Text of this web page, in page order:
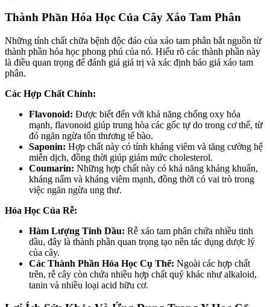
Thành Phần Hóa Học Của Cây Xáo Tam Phân
Những tính chất chữa bệnh độc đáo của xáo tam phân bắt nguồn từ
thành phần hóa học phong phú của nó. Hiểu rõ các thành phần này
là điều quan trọng để đánh giá giá trị và xác định báo giá xáo tam
phân.
Các Hợp Chất Chính:
Flavonoid: Được biết đến với khả năng chống oxy hóa
mạnh, flavonoid giúp trung hòa các gốc tự do trong cơ thể, từ
đó ngăn ngừa tổn thương tế bào.
Saponin: Hợp chất này có tính kháng viêm và tăng cường hệ
miễn dịch, đồng thời giúp giảm mức cholesterol.
Coumarin: Những hợp chất này có khả năng kháng khuẩn,
kháng nấm và kháng viêm mạnh, đồng thời có vai trò trong
việc ngăn ngừa ung thư.
Hóa Học Của Rễ:
Hàm Lượng Tinh Dầu: Rễ xáo tam phân chứa nhiều tinh
dầu, đây là thành phần quan trọng tạo nên tác dụng dược lý
của cây.
Các Thành Phần Hóa Học Cụ Thể: Ngoài các hợp chất
trên, rễ cây còn chứa nhiều hợp chất quý khác như alkaloid,
tanin và nhiều loại acid hữu cơ.